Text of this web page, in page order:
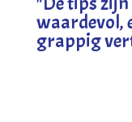
waardevol,
grappig